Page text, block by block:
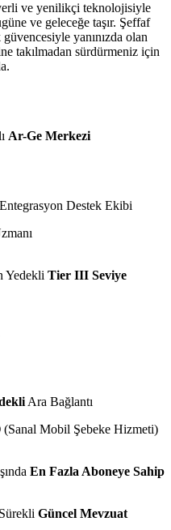
ve yenilikçi teknolojisiyle
ve geleceğe taşır. Şeffaf
yanınızda olan
takılmadan sürdürmeniz için
Ar-Ge Merkezi
Destek Ekibi
Yedekli Tier III Seviye
Ara Bağlantı
(Sanal Mobil Şebeke Hizmeti)
En Fazla Aboneye Sahip
Güncel Mevzuat